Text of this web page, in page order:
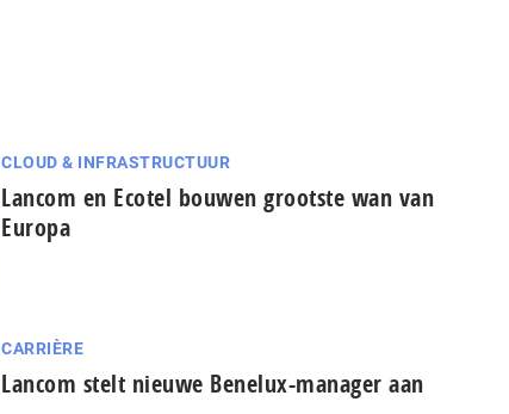
CLOUD & INFRASTRUCTUUR
Lancom en Ecotel bouwen grootste wan van
Europa
CARRIÈRE
Lancom stelt nieuwe Benelux-manager aan